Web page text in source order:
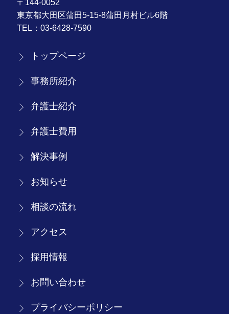
〒144-0052
東京都大田区蒲田5-15-8蒲田月村ビル6階
TEL： 03-6428-7590
トップページ
事務所紹介
弁護士紹介
弁護士費用
解決事例
お知らせ
相談の流れ
アクセス
採用情報
お問い合わせ
プライバシーポリシー